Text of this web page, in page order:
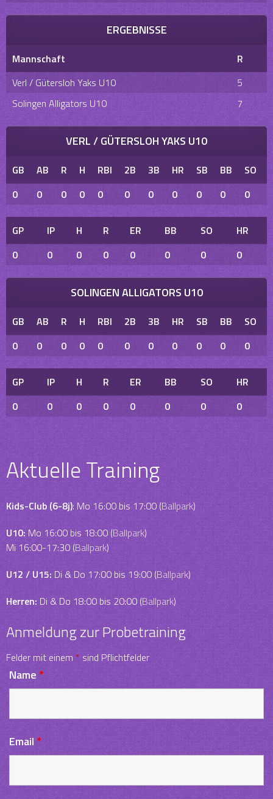
ERGEBNISSE
Mannschaft
R
Verl / Gütersloh Yaks U10
5
Solingen Alligators U10
7
VERL / GÜTERSLOH YAKS U10
GB AB R H RBI 2B 3B HR SB BB SO
0
0 0 0 0 0 0 0 0 0 0
GP IP H R ER BB SO
HR
0
0 0 0 0 0 0 0
SOLINGEN ALLIGATORS U10
GB AB R H RBI 2B 3B HR SB BB SO
0
0 0 0 0 0 0 0 0 0 0
GP IP H R ER BB SO
HR
0
0 0 0 0 0 0 0
Aktuelle Training
Kids-Club (6-8j): Mo 16:00 bis 17:00 (Ballpark)
U10:Mo 16:00 bis 18:00 (Ballpark)
Mi 16:00-17:30 (Ballpark)
U12 / U15: Di & Do 17:00 bis 19:00 (Ballpark)
Herren: Di & Do 18:00 bis 20:00 (Ballpark)
Anmeldung zur Probetraining
Felder mit einem* sind Pflichtfelder
Name *
Email*